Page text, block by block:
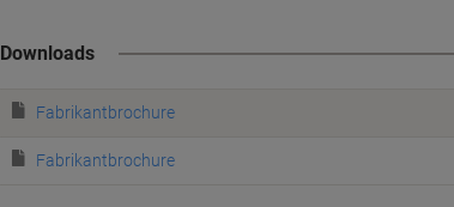
Downloads
Fabrikantbrochure
Fabrikantbrochure